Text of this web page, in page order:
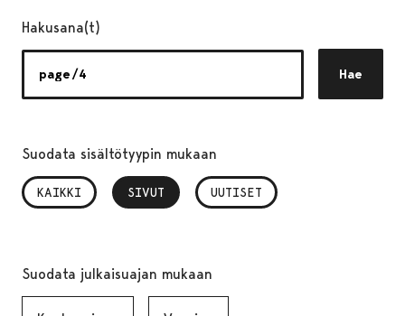
Hakusana(t)
Hae
Suodata sisältötyypin mukaan
KAIKKI SIVUT
, VALITTU UUTISET
Suodata julkaisuajan mukaan